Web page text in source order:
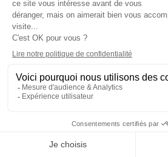
D'autres articles pourraient